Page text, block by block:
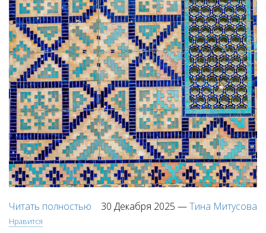
Читать полностью 30 Декабря 2025 —Тина Митусова
Нравится